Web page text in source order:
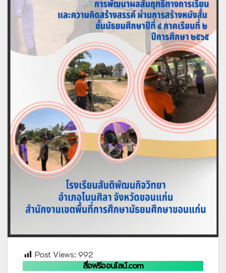
Post Views: 992
สื่อฟรีออนไลน์.com